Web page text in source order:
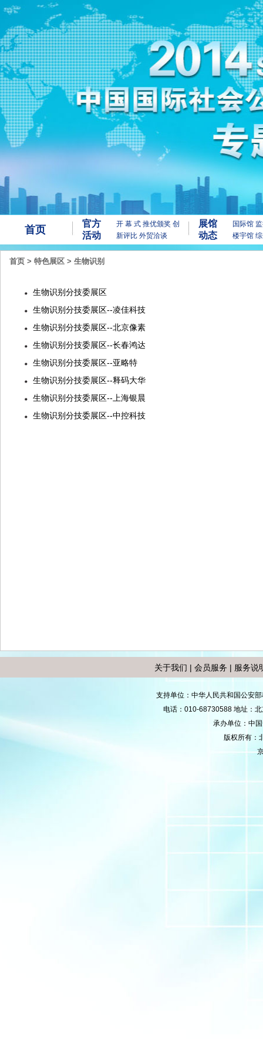
首页
官方
活动
开 幕 式 推优颁奖 创
新评比 外贸洽谈
展馆
动态
国际馆
楼宇馆
首页 > 特色展区 > 生物识别
生物识别分技委展区
生物识别分技委展区--凌佳科技
生物识别分技委展区--北京像素
生物识别分技委展区--长春鸿达
生物识别分技委展区--亚略特
生物识别分技委展区--释码大华
生物识别分技委展区--上海银晨
生物识别分技委展区--中控科技
关于我们 | 会员服务 | 服务说
支持单位：中华人民共和国公安
电话：010-68730588 地址：
承办单位：中
版权所有：